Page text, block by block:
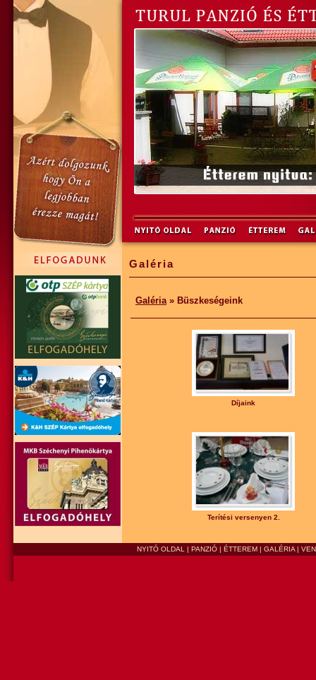
Galéria
Galéria» Büszkeségeink
Díjaink
Terítési versenyen 2.
NYITÓ OLDAL | PANZIÓ| ÉTTEREM| GALÉRIA|